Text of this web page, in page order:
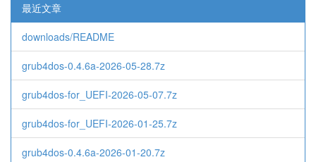
最近文章
downloads/README
grub4dos-0.4.6a-2026-05-28.7z
grub4dos-for_UEFI-2026-05-07.7z
grub4dos-for_UEFI-2026-01-25.7z
grub4dos-0.4.6a-2026-01-20.7z